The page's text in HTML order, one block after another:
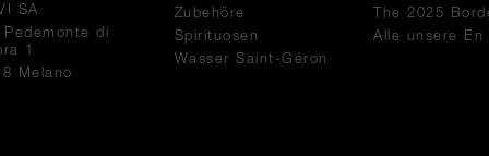
SA
Pedemonte di
1
Melano
Zubehöre
Spirituosen
Wasser Saint-Géron
The 2025
Alle unsere En